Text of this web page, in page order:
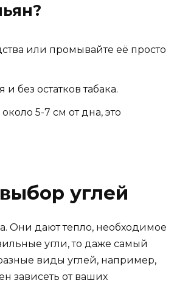
или промывайте её просто
без остатков табака.
5-7 см от дна, это
углей
Они дают тепло, необходимое
угли, то даже самый
виды углей, например,
зависеть от ваших